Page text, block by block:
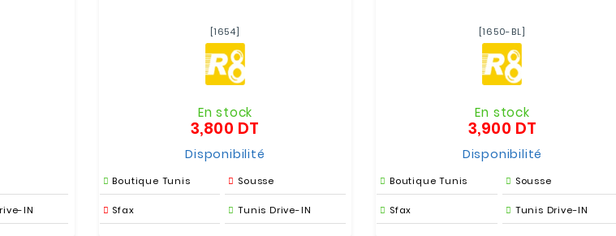
IN
[1654]
En stock
3,800 DT
Disponibilité
Boutique Tunis Sousse
Sfax Tunis Drive-IN
[1650-BL]
En stock
3,900 DT
Disponibilité
Boutique Tunis Sousse
Sfax Tunis Drive-IN